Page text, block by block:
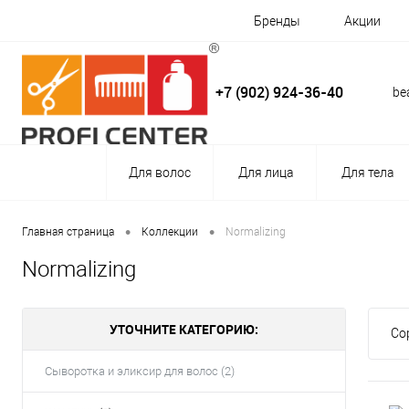
Бренды Акции
+7 (902) 924-36-40
Для волос Для лица Для тела
Главная страница • Коллекции • Normalizing
Normalizing
УТОЧНИТЕ КАТЕГОРИЮ:
Сыворотка и эликсир для волос (2)